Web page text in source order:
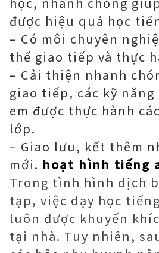
được hiệu quả học
– Có môi chuyên
thể giao tiếp và thực
– Cải thiện nhanh
giao tiếp, các kỹ năng
em được thực hành
lớp.
– Giao lưu, kết thêm
mới. hoạt hình tiếng
Trong tình hình dịch
tạp, việc dạy học
luôn được khuyến
tại nhà. Tuy nhiên,